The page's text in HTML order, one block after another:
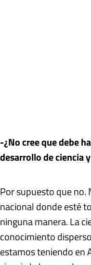
-¿No cree que debe
desarrollo de ciencia
Por supuesto que no.
nacional donde esté
ninguna manera. La
conocimiento
estamos teniendo en